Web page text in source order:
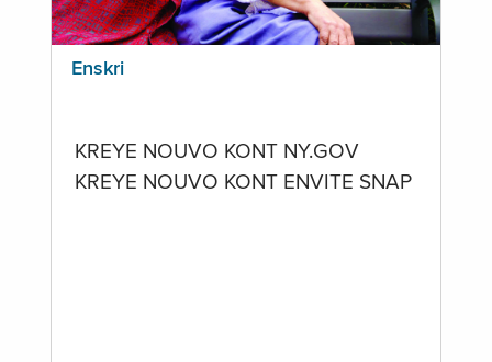
Enskri
KREYE NOUVO KONT NY.GOV
KREYE NOUVO KONT ENVITE SNAP